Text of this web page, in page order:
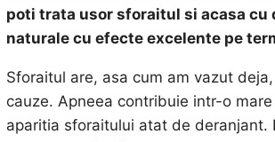
poti trata usor sforaitul si acasa cu
naturale cu efecte excelente pe
Sforaitul are, asa cum am vazut
cauze. Apneea contribuie intr-o
aparitia sforaitului atat de deranjant.